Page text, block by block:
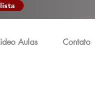
Aulas Contato